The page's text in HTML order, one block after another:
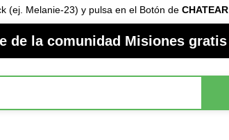
(ej. Melanie-23) y pulsa en el Botón de CHATEAR
de la comunidad Misiones gratis